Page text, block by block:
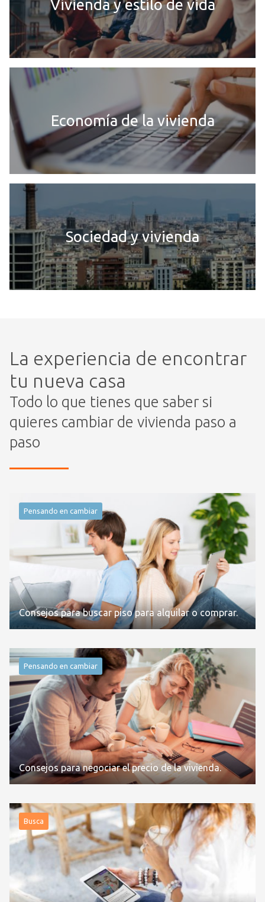
Vivienda y estilo de vida
Economía de la vivienda
Sociedad y vivienda
La experiencia de encontrar
tu nueva casa
Todo lo que tienes que saber si
quieres cambiar de vivienda paso a
paso
Pensando en cambiar
Consejos para buscar piso para alquilar o comprar.
Pensando en cambiar
Consejos para negociar el precio de la vivienda.
Busca